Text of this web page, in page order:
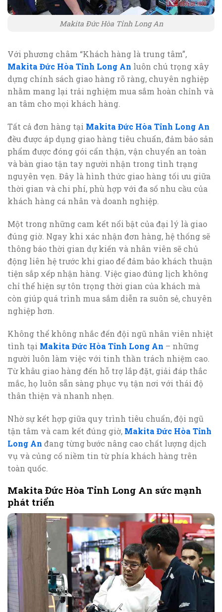
Makita Đức Hòa Tỉnh Long An
Với phương châm “Khách hàng là trung tâm”,
Makita Đức Hòa Tỉnh Long An luôn chú trọng xây
dựng chính sách giao hàng rõ ràng, chuyên nghiệp
nhằm mang lại trải nghiệm mua sắm hoàn chỉnh và
an tâm cho mọi khách hàng.
Tất cả đơn hàng tại Makita Đức Hòa Tỉnh Long An
đều được áp dụng giao hàng tiêu chuẩn, đảm bảo sản
phẩm được đóng gói cẩn thận, vận chuyển an toàn
và bàn giao tận tay người nhận trong tình trạng
nguyên vẹn. Đây là hình thức giao hàng tối ưu giữa
thời gian và chi phí, phù hợp với đa số nhu cầu của
khách hàng cá nhân và doanh nghiệp.
Một trong những cam kết nổi bật của đại lý là giao
đúng giờ. Ngay khi xác nhận đơn hàng, hệ thống sẽ
thông báo thời gian dự kiến và nhân viên sẽ chủ
động liên hệ trước khi giao để đảm bảo khách thuận
tiện sắp xếp nhận hàng. Việc giao đúng lịch không
chỉ thể hiện sự tôn trọng thời gian của khách mà
còn giúp quá trình mua sắm diễn ra suôn sẻ, chuyên
nghiệp hơn.
Không thể không nhắc đến đội ngũ nhân viên nhiệt
tình tại Makita Đức Hòa Tỉnh Long An – những
người luôn làm việc với tinh thần trách nhiệm cao.
Từ khâu giao hàng đến hỗ trợ lắp đặt, giải đáp thắc
mắc, họ luôn sẵn sàng phục vụ tận nơi với thái độ
thân thiện và nhanh nhẹn.
Nhờ sự kết hợp giữa quy trình tiêu chuẩn, đội ngũ
tận tâm và cam kết đúng giờ, Makita Đức Hòa Tỉnh
Long An đang từng bước nâng cao chất lượng dịch
vụ và củng cố niềm tin từ phía khách hàng trên
toàn quốc.
Makita Đức Hòa Tỉnh Long An sức mạnh
phát triển